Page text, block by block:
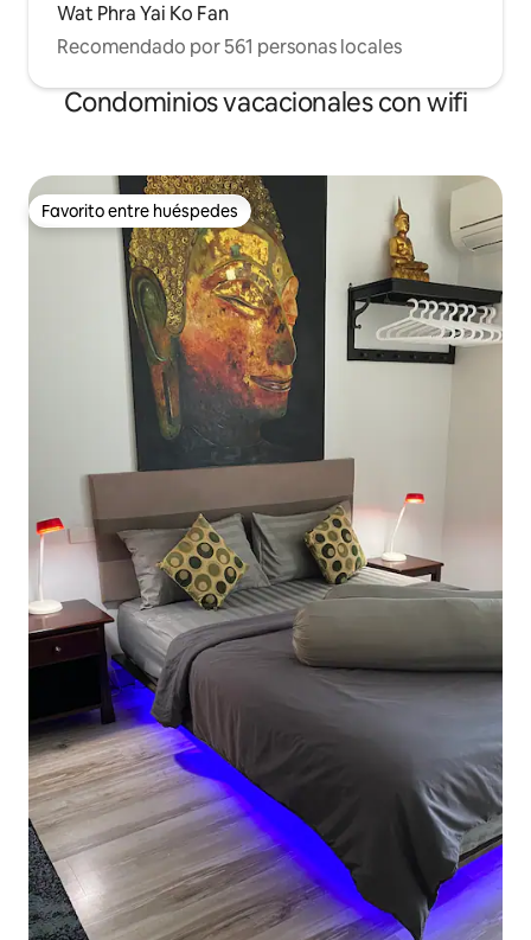
Wat Phra Yai Ko Fan
Recomendado por 561 personas locales
Condominios vacacionales con wifi
Favorito entre huéspedes
Favorito entre huéspedes